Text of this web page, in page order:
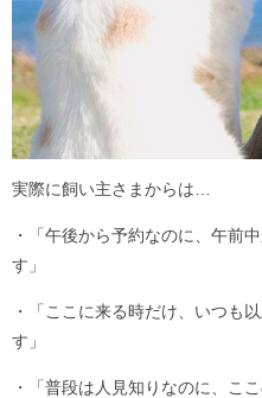
実際に飼い主さまからは…
・「午後から予約なのに、午前
す」
・「ここに来る時だけ、いつも
す」
・「普段は人見知りなのに、こ